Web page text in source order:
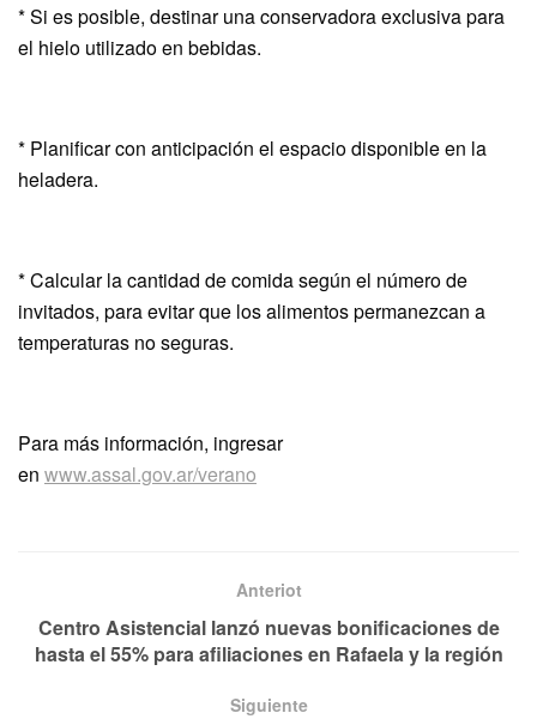
* Si es posible, destinar una conservadora exclusiva para
el hielo utilizado en bebidas.
* Planificar con anticipación el espacio disponible en la
heladera.
* Calcular la cantidad de comida según el número de
invitados, para evitar que los alimentos permanezcan a
temperaturas no seguras.
Para más información, ingresar
en www.assal.gov.ar/verano
Anteriot
Centro Asistencial lanzó nuevas bonificaciones de
hasta el 55% para afiliaciones en Rafaela y la región
Siguiente